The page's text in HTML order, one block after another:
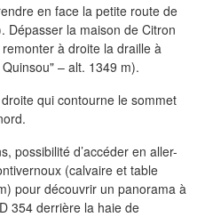
en face la petite route de
Dépasser la maison de Citron
à droite la draille à
– alt. 1349 m).
qui contourne le sommet
possibilité d’accéder en aller-
(calvaire et table
pour découvrir un panorama à
354 derrière la haie de